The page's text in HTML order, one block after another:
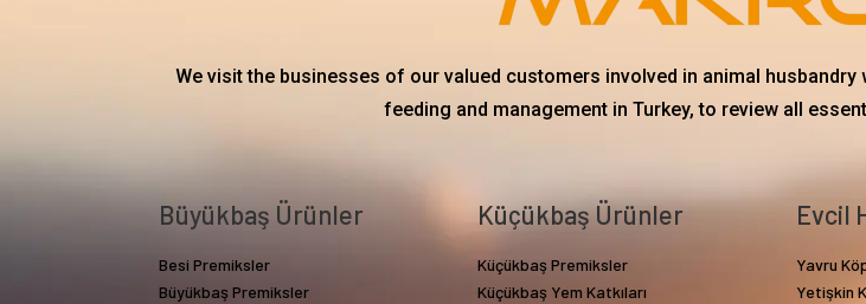
We visit the businesses of our valued customers involved in animal
feeding and management in Turkey, to review all
Büyükbaş Ürünler
Besi Premiksler
Büyükbaş Premiksler
Küçükbaş Ürünler
Küçükbaş Premiksler
Küçükbaş Yem Katkıları
Evcil
Yavru
Yetişkin